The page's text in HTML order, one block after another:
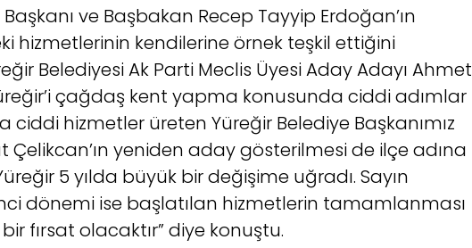
ve Başbakan Recep Tayyip Erdoğan’ın
hizmetlerinin kendilerine örnek teşkil ettiğini
Belediyesi Ak Parti Meclis Üyesi Aday Adayı Ahmet
çağdaş kent yapma konusunda ciddi adımlar
ciddi hizmetler üreten Yüreğir Belediye Başkanımız
Çelikcan’ın yeniden aday gösterilmesi de ilçe adına
5 yılda büyük bir değişime uğradı. Sayın
dönemi ise başlatılan hizmetlerin tamamlanması
fırsat olacaktır” diye konuştu.